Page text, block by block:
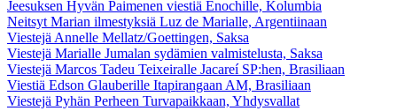
Jeesuksen Hyvän Paimenen viestiä Enochille, Kolumbia
Neitsyt Marian ilmestyksiä Luz de Marialle, Argentiinaan
Viestejä Annelle Mellatz/Goettingen, Saksa
Viestejä Marialle Jumalan sydämien valmistelusta, Saksa
Viestejä Marcos Tadeu Teixeiralle Jacareí SP:hen, Brasiliaan
Viestiä Edson Glauberille Itapirangaan AM, Brasiliaan
Viestejä Pyhän Perheen Turvapaikkaan, Yhdysvallat